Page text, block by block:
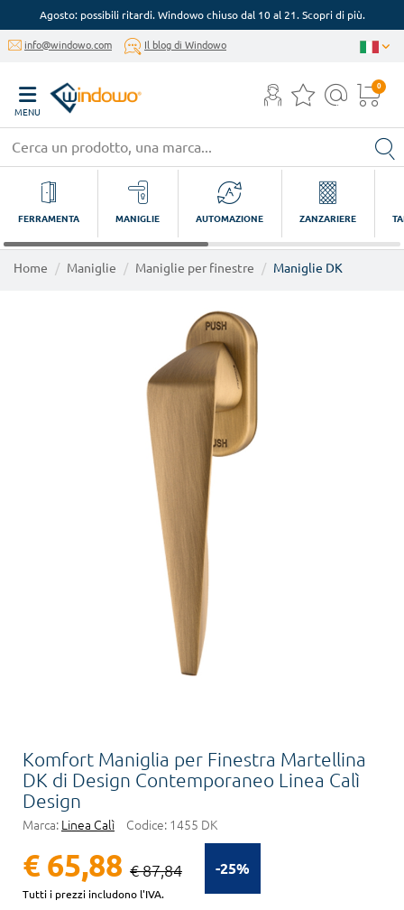
Agosto: possibili ritardi. Windowo chiuso dal 10 al 21. Scopri di più.
info@windowo.com Il blog di Windowo
MENU
0
FERRAMENTA MANIGLIE AUTOMAZIONE ZANZARIERE
Home Maniglie Maniglie per finestre Maniglie DK
Komfort Maniglia per Finestra Martellina
DK di Design Contemporaneo Linea Calì
Design
Marca: Linea Calì Codice: 1455 DK
-25%
€ 65,88 € 87,84
Tutti i prezzi includono l'IVA.